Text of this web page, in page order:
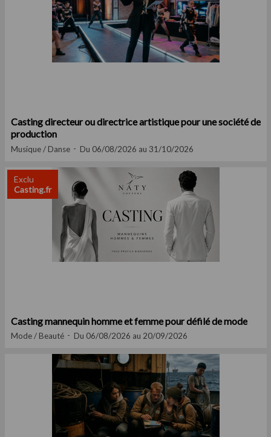
Casting directeur ou directrice artistique pour une société de
production
Musique / Danse Du 06/08/2026 au 31/10/2026
Exclu
Casting.fr
Casting mannequin homme et femme pour défilé de mode
Mode / Beauté Du 06/08/2026 au 20/09/2026